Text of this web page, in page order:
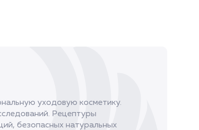
уходовую косметику.
Рецептуры
безопасных натуральных